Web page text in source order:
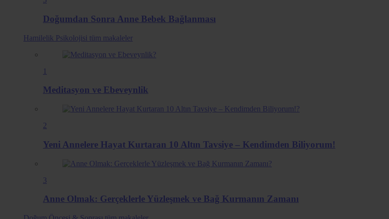
Doğumdan Sonra Anne Bebek Bağlanması
Hamilelik Psikolojisi tüm makaleler
1
Meditasyon ve Ebeveynlik
2
Yeni Annelere Hayat Kurtaran 10 Altın Tavsiye – Kendimden Biliyorum!
3
Anne Olmak: Gerçeklerle Yüzleşmek ve Bağ Kurmanın Zamanı